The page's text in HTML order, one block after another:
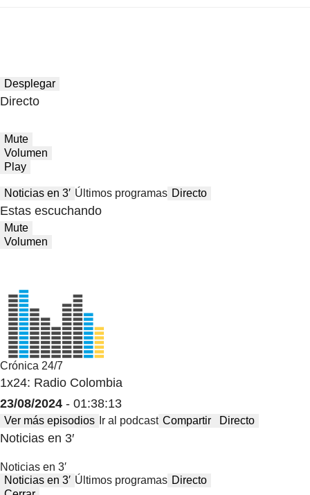
Desplegar
Directo
Mute
Volumen
Play
Noticias en 3′ Últimos programas Directo
Estas escuchando
Mute
Volumen
Crónica 24/7
1x24: Radio Colombia
23/08/2024 - 01:38:13
Ver más episodios Ir al podcast Compartir Directo
Noticias en 3′
Noticias en 3′
Noticias en 3′ Últimos programas Directo